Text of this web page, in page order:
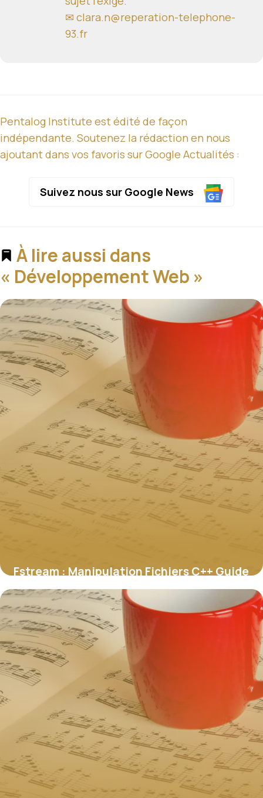
✉ clara.n@reperation-telephone-
93.fr
Pentalog Institute est édité de façon
indépendante. Soutenez la rédaction en nous
ajoutant dans vos favoris sur Google Actualités :
Suivez nous sur Google News
À lire aussi dans
« Développement Web »
Fstream : Manipulation Fichiers C++ Guide
2 juin 2026